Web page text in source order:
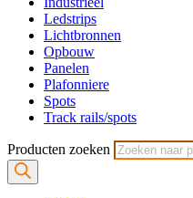
Ledstrips
Lichtbronnen
Opbouw
Panelen
Plafonniere
Spots
Track rails/spots
Producten zoeken